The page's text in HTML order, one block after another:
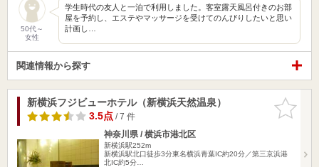
50代～
女性
学生時代の友人と一泊で利用しました。客室露天風呂付きのお部
屋を予約し、エステやマッサージを受けてのんびりしたいと思い
計画し…
関連情報から探す
お気に入
りに追加
新横浜フジビューホテル（新横浜天然温泉）
3.5点/ 7 件
神奈川県 / 横浜市港北区
新横浜駅252m
新横浜駅北口徒歩3分東名横浜青葉IC約20分／第三京浜港
北IC約5分…